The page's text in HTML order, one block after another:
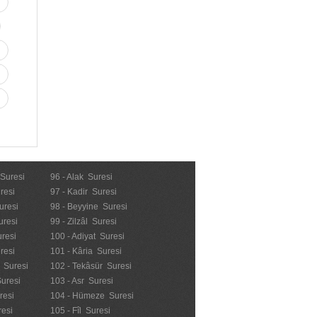
Suresi
96 - Alak Suresi
97 - Kadir Suresi
98 - Beyyine Suresi
99 - Zilzâl Suresi
100 - Adiyat Suresi
101 - Kâria Suresi
102 - Tekâsür Suresi
103 - Asr Suresi
104 - Hümeze Suresi
105 - Fîl Suresi